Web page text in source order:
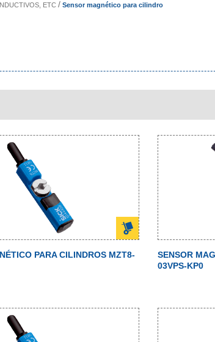
ETC Sensor magnético para cilindro
PARA CILINDROS MZT8-
SENSOR
03VPS-KP0